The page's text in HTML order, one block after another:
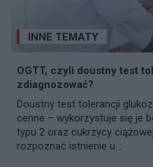
INNE TEMATY
OGTT, czyli doustny test
zdiagnozować?
Doustny test tolerancji
cenne – wykorzystuje się je
typu 2 oraz cukrzycy
rozpoznać istnienie u...